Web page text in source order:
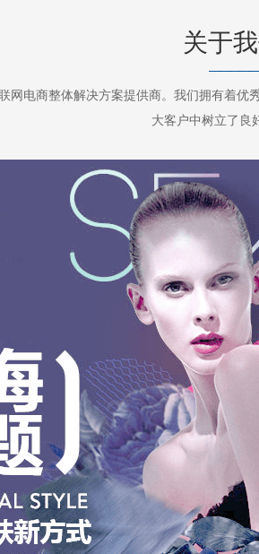
关于
—————
网电商整体解决方案提供商。我们拥有着
大客户中树立了良